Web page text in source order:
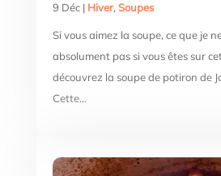
9 Déc| Hiver, Soupes
Si vous aimez la soupe, ce que je
absolument pas si vous êtes sur
découvrez la soupe de potiron de
Cette...